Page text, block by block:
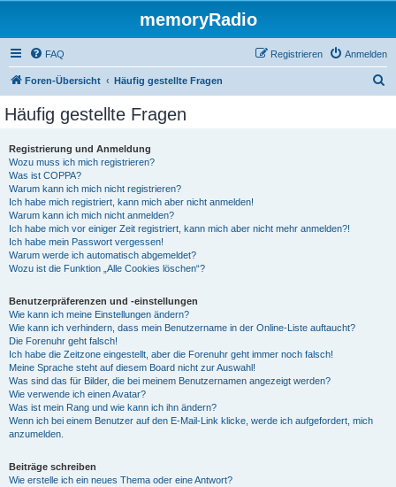
memoryRadio
FAQ Anmelden
Registrieren
Foren-Übersicht Häufig gestellte Fragen
Häufig gestellte Fragen
Registrierung und Anmeldung
Wozu muss ich mich registrieren?
Was ist COPPA?
Warum kann ich mich nicht registrieren?
Ich habe mich registriert, kann mich aber nicht anmelden!
Warum kann ich mich nicht anmelden?
Ich habe mich vor einiger Zeit registriert, kann mich aber nicht mehr anmelden?!
Ich habe mein Passwort vergessen!
Warum werde ich automatisch abgemeldet?
Wozu ist die Funktion „Alle Cookies löschen“?
Benutzerpräferenzen und -einstellungen
Wie kann ich meine Einstellungen ändern?
Wie kann ich verhindern, dass mein Benutzername in der Online-Liste auftaucht?
Die Forenuhr geht falsch!
Ich habe die Zeitzone eingestellt, aber die Forenuhr geht immer noch falsch!
Meine Sprache steht auf diesem Board nicht zur Auswahl!
Was sind das für Bilder, die bei meinem Benutzernamen angezeigt werden?
Wie verwende ich einen Avatar?
Was ist mein Rang und wie kann ich ihn ändern?
Wenn ich bei einem Benutzer auf den E-Mail-Link klicke, werde ich aufgefordert, mich
anzumelden.
Beiträge schreiben
Wie erstelle ich ein neues Thema oder eine Antwort?